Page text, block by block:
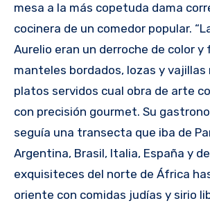
mesa a la más copetuda dama
cocinera de un comedor popular.
Aurelio eran un derroche de color y
manteles bordados, lozas y
platos servidos cual obra de arte
con precisión gourmet. Su
seguía una transecta que iba de
Argentina, Brasil, Italia, España y
exquisiteces del norte de África
oriente con comidas judías y sirio